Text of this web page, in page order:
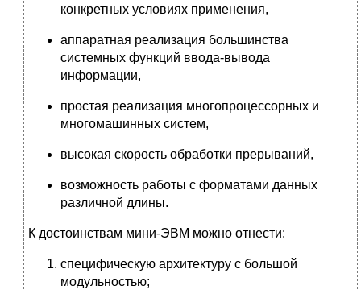
конкретных условиях применения,
аппаратная реализация большинства
системных функций ввода-вывода
информации,
простая реализация многопроцессорных и
многомашинных систем,
высокая скорость обработки прерываний,
возможность работы с форматами данных
различной длины.
К достоинствам мини-ЭВМ можно отнести:
специфическую архитектуру с большой
модульностью;